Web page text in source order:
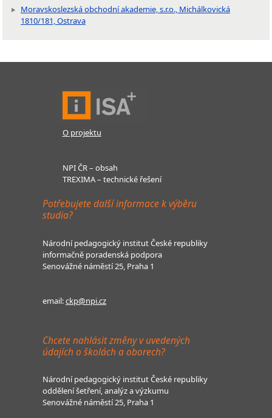
Moravskoslezská obchodní akademie, s.r.o., Michálkovická
1810/181, Ostrava
O projektu
NPI ČR – obsah
TREXIMA – technické řešení
Potřebujete další informace k výběru
studia?
Národní pedagogický institut České republiky
informačně poradenská podpora
Senovážné náměstí 25, Praha 1
email:ckp@npi.cz
Chcete nahlásit změny v uvedených
údajích o školách a oborech?
Národní pedagogický institut České republiky
oddělení šetření, analýz a výzkumu
Senovážné náměstí 25, Praha 1